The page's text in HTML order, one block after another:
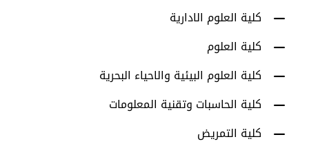
كلية العلوم الادارية
كلية العلوم
كلية العلوم البيئية والاحياء البحرية
كلية الحاسبات وتقنية المعلومات
كلية التمريض